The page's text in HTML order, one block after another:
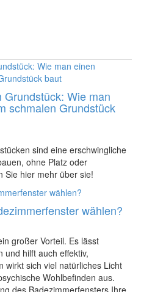
Wie man
schmalen Grundstück
sind eine erschwingliche
ohne Platz oder
Sie hier mehr über sie!
wählen?
großer Vorteil. Es lässt
und hilft auch effektiv,
wirkt sich viel natürliches Licht
Wohlbefinden aus.
des Badezimmerfensters Ihre